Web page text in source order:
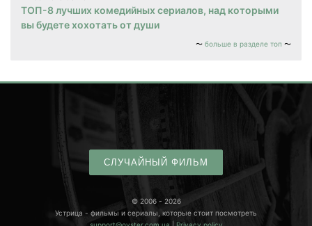
ТОП-8 лучших комедийных сериалов, над которыми
вы будете хохотать от души
больше в разделе топ
СЛУЧАЙНЫЙ ФИЛЬМ
© 2006 - 2026
Устрица - фильмы и сериалы, которые стоит посмотреть